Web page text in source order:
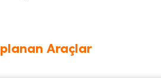
Araçlar